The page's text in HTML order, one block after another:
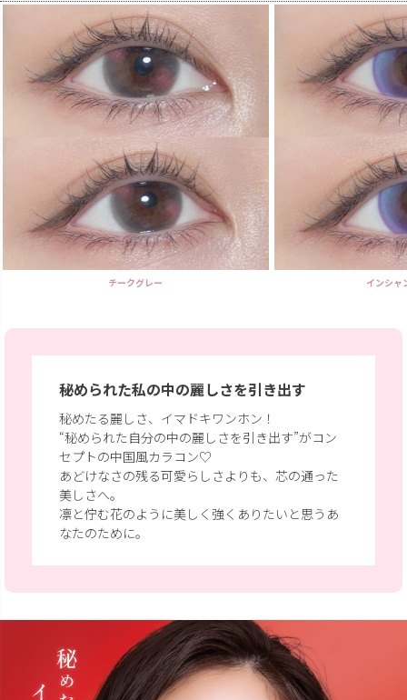
チークグレー インシャ
秘められた私の中の麗しさを引き出す
秘めたる麗しさ、イマドキワンホン！
“秘められた自分の中の麗しさを引き出す”がコン
セプトの中国風カラコン♡
あどけなさの残る可愛らしさよりも、芯の通った
美しさへ。
凛と佇む花のように美しく強くありたいと思うあ
なたのために。